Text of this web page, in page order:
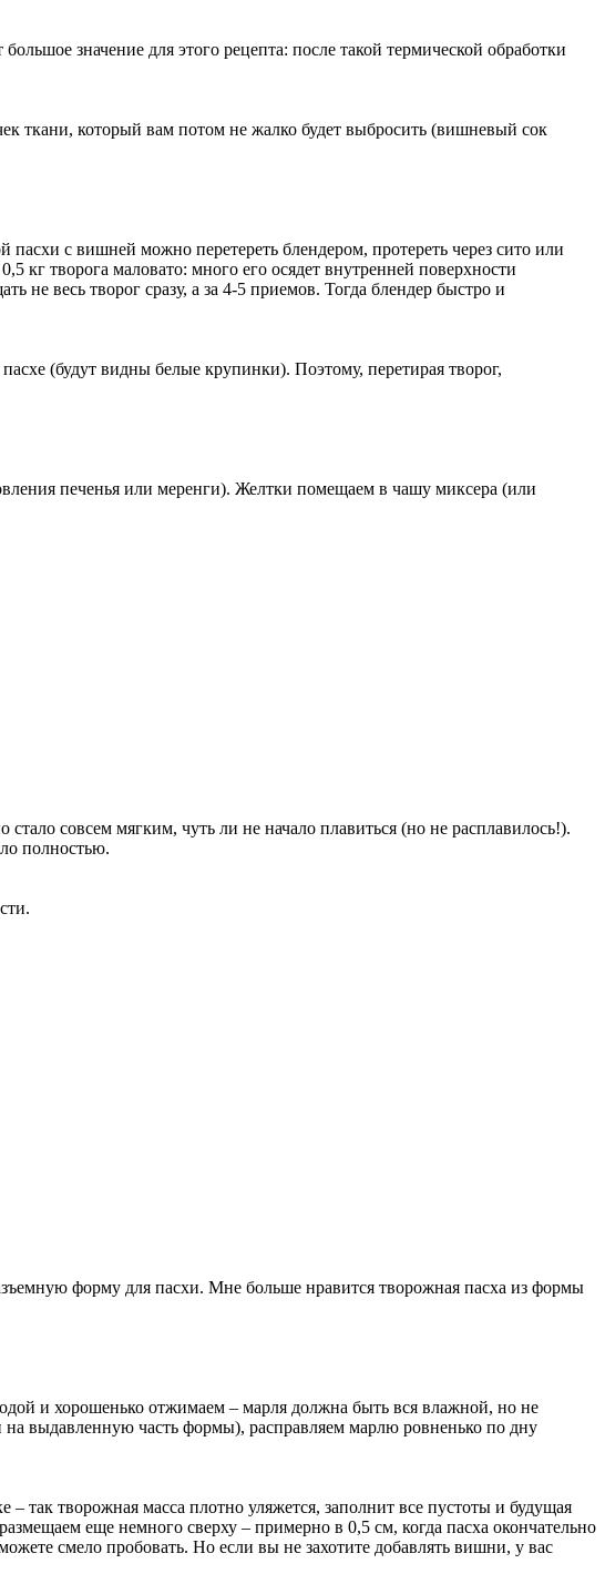
значение для этого рецепта: после такой термической обработки
ткани, который вам потом не жалко будет выбросить (вишневый сок
с вишней можно перетереть блендером, протереть через сито или
кг творога маловато: много его осядет внутренней поверхности
не весь творог сразу, а за 4-5 приемов. Тогда блендер быстро и
(будут видны белые крупинки). Поэтому, перетирая творог,
печенья или меренги). Желтки помещаем в чашу миксера (или
совсем мягким, чуть ли не начало плавиться (но не расплавилось!).
полностью.
форму для пасхи. Мне больше нравится творожная пасха из формы
и хорошенько отжимаем – марля должна быть вся влажной, но не
выдавленную часть формы), расправляем марлю ровненько по дну
творожная масса плотно уляжется, заполнит все пустоты и будущая
еще немного сверху – примерно в 0,5 см, когда пасха окончательно
смело пробовать. Но если вы не захотите добавлять вишни, у вас